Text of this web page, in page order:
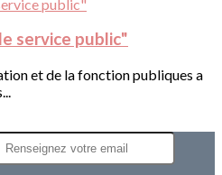
service public"
et de la fonction publiques a